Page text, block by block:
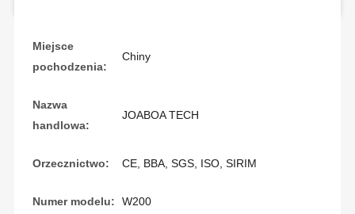
Miejsce
pochodzenia:
Chiny
Nazwa
handlowa:
JOABOA TECH
Orzecznictwo: CE, BBA, SGS, ISO, SIRIM
Numer modelu: W200